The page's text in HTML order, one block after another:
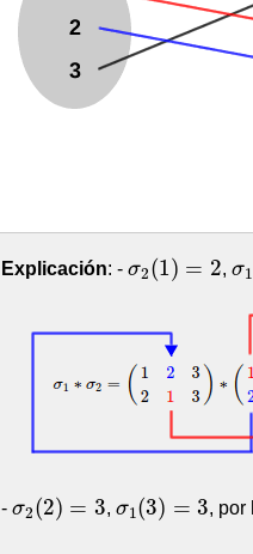
Explicación: - σ2(1) = 2
2(1) , σ1
- σ2(2) = 3
2(2) , σ1(3) = 3
1(3) ,